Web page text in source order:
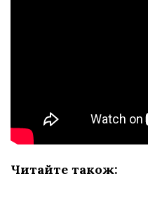
Читайте також: